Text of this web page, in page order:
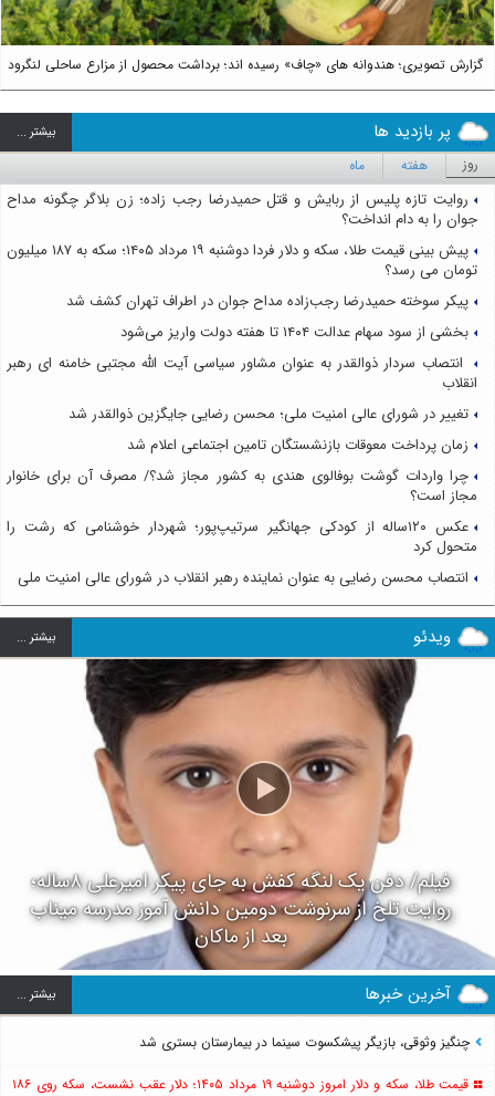
گزارش تصویری؛ هندوانه های «چاف» رسیده اند؛ برداشت محصول از مزارع ساحلی لنگرود
پر بازدید ها بيشتر ...
روز هفته ماه
روایت تازه پلیس از ربایش و قتل حمیدرضا رجب زاده؛ زن بلاگر چگونه مداح
جوان را به دام انداخت؟
پیش بینی قیمت طلا، سکه و دلار فردا دوشنبه ۱۹ مرداد ۱۴۰۵؛ سکه به ۱۸۷ میلیون
تومان می رسد؟
پیکر سوخته حمیدرضا رجب‌زاده مداح جوان در اطراف تهران کشف شد
بخشی از سود سهام عدالت ۱۴۰۴ تا هفته دولت واریز می‌شود
انتصاب سردار ذوالقدر به عنوان مشاور سیاسی آیت الله مجتبی خامنه ای رهبر
انقلاب
تغییر در شورای عالی امنیت ملی؛ محسن رضایی جایگزین ذوالقدر شد
زمان پرداخت معوقات بازنشستگان تامین اجتماعی اعلام شد
چرا واردات گوشت بوفالوی هندی به کشور مجاز شد؟/ مصرف آن برای خانوار
مجاز است؟
عکس ۱۲۰ساله از کودکی جهانگیر سرتیپ‌پور؛ شهردار خوشنامی که رشت را
متحول کرد
انتصاب محسن رضایی به عنوان نماینده رهبر انقلاب در شورای عالی امنیت ملی
ویدئو بيشتر ...
فیلم/ دفن یک لنگه کفش به جای پیکر امیرعلی ۸ساله؛
روایت تلخ از سرنوشت دومین دانش آموز مدرسه میناب
بعد از ماکان
آخرین خبرها بيشتر ...
چنگیز وثوقی، بازیگر پیشکسوت سینما در بیمارستان بستری شد
قیمت طلا، سکه و دلار امروز دوشنبه ۱۹ مرداد ۱۴۰۵؛ دلار عقب نشست، سکه روی ۱۸۶